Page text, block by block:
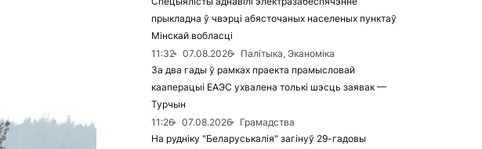
прыкладна ў чвэрці абясточаных населеных пунктаў
Мінскай вобласці
11:32
07.08.2026
Палітыка, Эканоміка
За два гады ў рамках праекта прамысловай
кааперацыі ЕАЭС ухвалена толькі шэсць заявак —
Турчын
11:26
07.08.2026
Грамадства
На рудніку "Беларуськалія" загінуў 29-гадовы